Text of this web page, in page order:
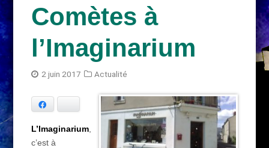
Comètes à
l’Imaginarium
2 juin 2017 Actualité
L’Imaginarium
c’est à